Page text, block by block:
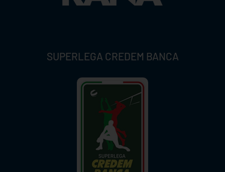
SUPERLEGA CREDEM BANCA